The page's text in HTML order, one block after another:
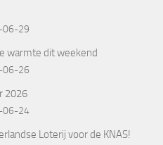
06-29
warmte dit weekend
06-26
2026
06-24
Loterij voor de KNAS!